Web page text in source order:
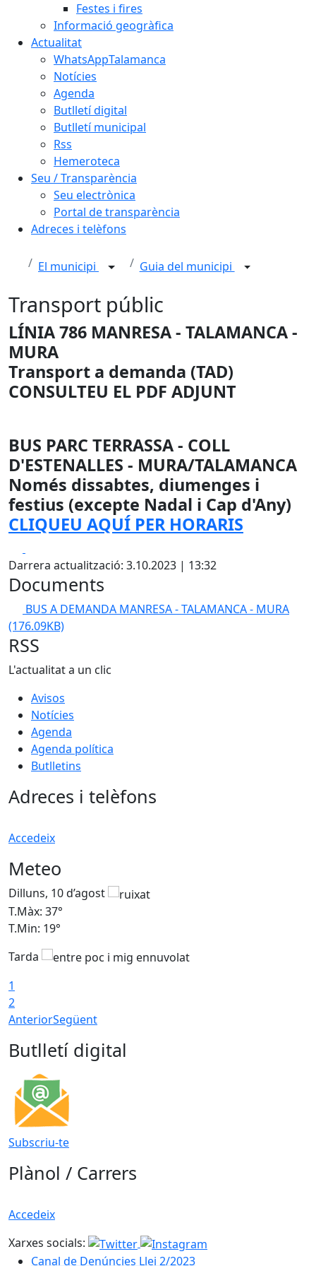
Festes i fires
Informació geogràfica
Actualitat
WhatsAppTalamanca
Notícies
Agenda
Butlletí digital
Butlletí municipal
Rss
Hemeroteca
Seu / Transparència
Seu electrònica
Portal de transparència
Adreces i telèfons
El municipi Guia del municipi
Transport públic
LÍNIA 786 MANRESA - TALAMANCA -
MURA
Transport a demanda (TAD)
CONSULTEU EL PDF ADJUNT
BUS PARC TERRASSA - COLL
D'ESTENALLES - MURA/TALAMANCA
Només dissabtes, diumenges i
festius (excepte Nadal i Cap d'Any)
CLIQUEU AQUÍ PER HORARIS
Darrera actualització: 3.10.2023 | 13:32
Documents
BUS A DEMANDA MANRESA - TALAMANCA - MURA
(176.09KB)
RSS
L'actualitat a un clic
Avisos
Notícies
Agenda
Agenda política
Butlletins
Adreces i telèfons
Accedeix
Meteo
Dilluns, 10 d’agost
T.Màx: 37°
T.Min: 19°
Tarda
1
2
AnteriorSegüent
Butlletí digital
Subscriu-te
Plànol / Carrers
Accedeix
Xarxes socials:
Canal de Denúncies Llei 2/2023